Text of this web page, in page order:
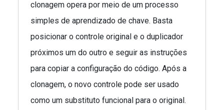
clonagem opera por meio de um processo
simples de aprendizado de chave. Basta
posicionar o controle original e o duplicador
próximos um do outro e seguir as instruções
para copiar a configuração do código. Após a
clonagem, o novo controle pode ser usado
como um substituto funcional para o original.